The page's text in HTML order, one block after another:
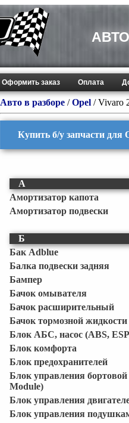
Оформить заказ Оплата
Авто в разборе /Opel /Vivaro
Купить б/у запчасти для
А
Амортизатор капота
Амортизатор подвески
Б
Бак Adblue
Балка подвески задняя
Бампер
Бачок омывателя
Бачок расширительный
Бачок тормозной жидкости
Блок АБС, насос (ABS,
Блок комфорта
Блок предохранителей
Блок управления
Module)
Блок управления
Блок управления